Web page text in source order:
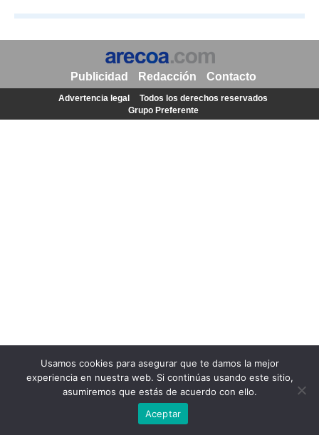
Usamos cookies para asegurar que te damos la mejor
experiencia en nuestra web. Si continúas usando este sitio,
asumiremos que estás de acuerdo con ello.
Aceptar
Publicidad Redacción Contacto
Advertencia legal
Todos los derechos reservados
Grupo Preferente